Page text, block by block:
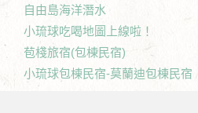
自由島海洋潛水
小琉球吃喝地圖上線啦！
苞棧旅宿(包棟民宿)
小琉球包棟民宿-莫蘭迪包棟民宿